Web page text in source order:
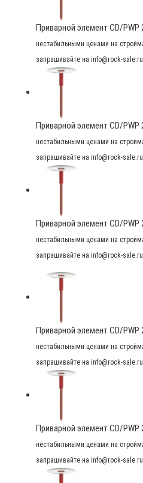
Приварной элемент CD/PWP
нестабильными ценами на
запрашивайте на info@rock-sale.ru
Приварной элемент CD/PWP
нестабильными ценами на
запрашивайте на info@rock-sale.ru
Приварной элемент CD/PWP
нестабильными ценами на
запрашивайте на info@rock-sale.ru
Приварной элемент CD/PWP
нестабильными ценами на
запрашивайте на info@rock-sale.ru
Приварной элемент CD/PWP
нестабильными ценами на
запрашивайте на info@rock-sale.ru